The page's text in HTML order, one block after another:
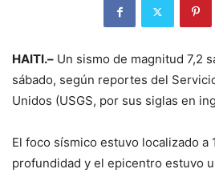
HAITI.– Un sismo de magnitud 7,2
sábado, según reportes del
Unidos (USGS, por sus siglas en
El foco sísmico estuvo localizado a
profundidad y el epicentro estuvo